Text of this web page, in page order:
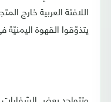
اللافتة العربية خارج
يتذوّقوا القهوة اليمنيّة